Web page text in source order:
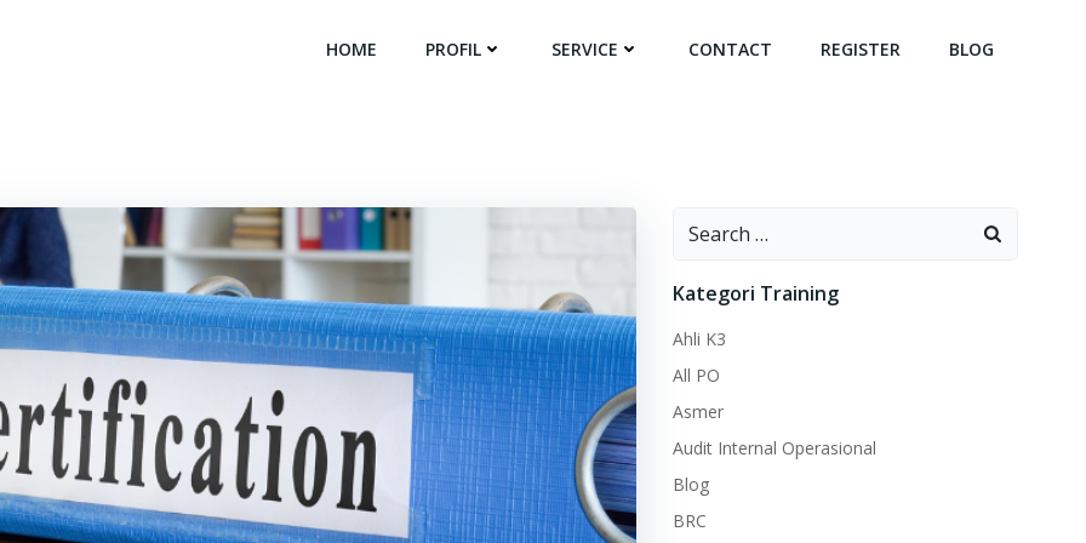
HOME PROFIL SERVICE CONTACT REGISTER BLOG
Search
Kategori Training
Ahli K3
All PO
Asmer
Audit Internal Operasional
Blog
BRC